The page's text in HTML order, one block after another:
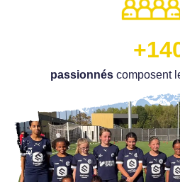
passionnéscomposent